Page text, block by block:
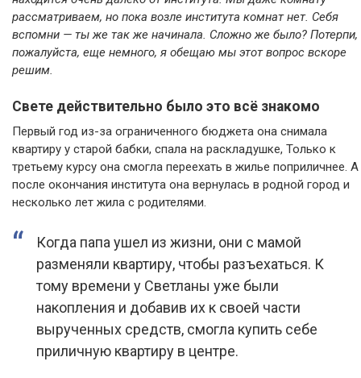
рассматриваем, но пока возле института комнат нет. Себя
вспомни — ты же так же начинала. Сложно же было? Потерпи,
пожалуйста, еще немного, я обещаю мы этот вопрос вскоре
решим.
Свете действительно было это всё знакомо
Первый год из-за ограниченного бюджета она снимала
квартиру у старой бабки, спала на раскладушке, Только к
третьему курсу она смогла переехать в жилье поприличнее. А
после окончания института она вернулась в родной город и
несколько лет жила с родителями.
Когда папа ушел из жизни, они с мамой
разменяли квартиру, чтобы разъехаться. К
тому времени у Светланы уже были
накопления и добавив их к своей части
вырученных средств, смогла купить себе
приличную квартиру в центре.